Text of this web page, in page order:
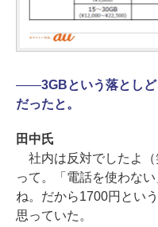
――3GBという落とし
だったと。
田中氏
社内は反対でしたよ（
って。「電話を使わな
ね。だから1700円とい
思っていた。